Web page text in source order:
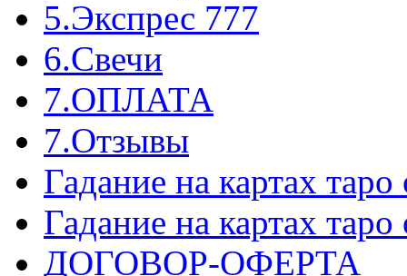
5.Экспрес 777
6.Свечи
7.ОПЛАТА
7.Отзывы
Гадание на картах
Гадание на картах
ДОГОВОР-ОФЕРТА